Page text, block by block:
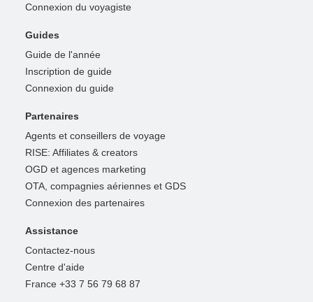
Connexion du voyagiste
Guides
Guide de l'année
Inscription de guide
Connexion du guide
Partenaires
Agents et conseillers de voyage
RISE: Affiliates & creators
OGD et agences marketing
OTA, compagnies aériennes et GDS
Connexion des partenaires
Assistance
Contactez-nous
Centre d'aide
France +33 7 56 79 68 87